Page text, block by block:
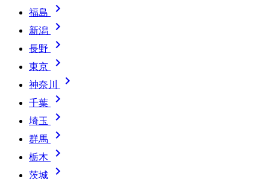
福島 
新潟 
長野 
東京 
神奈川 
千葉 
埼玉 
群馬 
栃木 
茨城 